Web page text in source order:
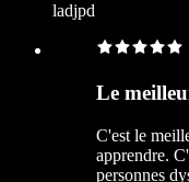
ladjpd
Le
C'est le
apprendre.
personnes